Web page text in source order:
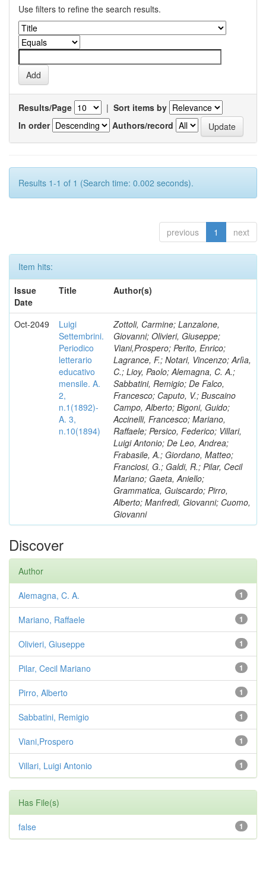
Use filters to refine the search results.
Results/Page | Sort items by
In order
Authors/record
Results 1-1 of 1 (Search time: 0.002 seconds).
previous 1 next
Item hits:
Issue
Date
Title Author(s)
Oct-2049
Luigi
Settembrini.
Periodico
letterario
educativo
mensile. A.
2,
n.1(1892)-
A. 3,
n.10(1894)
Zottoli, Carmine; Lanzalone,
Giovanni; Olivieri, Giuseppe;
Viani,Prospero; Perito, Enrico;
Lagrance, F.; Notari, Vincenzo; Arlìa,
C.; Lioy, Paolo; Alemagna, C. A.;
Sabbatini, Remigio; De Falco,
Francesco; Caputo, V.; Buscaino
Campo, Alberto; Bigoni, Guido;
Accinelli, Francesco; Mariano,
Raffaele; Persico, Federico; Villari,
Luigi Antonio; De Leo, Andrea;
Frabasile, A.; Giordano, Matteo;
Franciosi, G.; Galdi, R.; Pilar, Cecil
Mariano; Gaeta, Aniello;
Grammatica, Guiscardo; Pirro,
Alberto; Manfredi, Giovanni; Cuomo,
Giovanni
Discover
Author
1
Alemagna, C. A.
1
Mariano, Raffaele
1
Olivieri, Giuseppe
1
Pilar, Cecil Mariano
1
Pirro, Alberto
1
Sabbatini, Remigio
1
Viani,Prospero
1
Villari, Luigi Antonio
Has File(s)
1
false